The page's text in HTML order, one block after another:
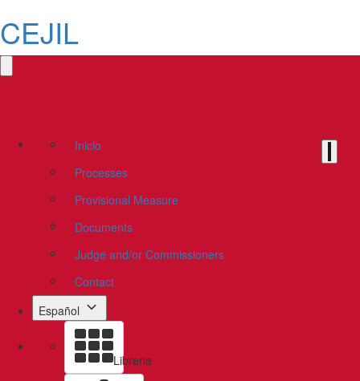
CEJIL
Inicio
Processes
Provisional Measure
Documents
Judge and/or Commissioners
Contact
Español
Libreria